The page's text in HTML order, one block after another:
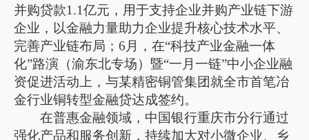
并购贷款1.1亿元，用于支持企业并购产业链下游
企业，以金融力量助力企业提升核心技术水平、
完善产业链布局；6月，在“科技产业金融一体
化”路演（渝东北专场）暨“一月一链”中小企业融
资促进活动上，与某精密铜管集团就全市首笔冶
金行业铜转型金融贷达成签约。
在普惠金融领域，中国银行重庆市分行通过
强化产品和服务创新，持续加大对小微企业、乡